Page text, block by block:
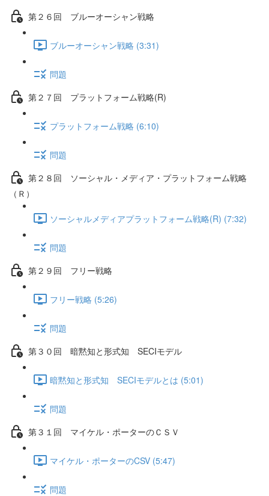
第２６回 ブルーオーシャン戦略
ブルーオーシャン戦略 (3:31)
問題
第２７回 プラットフォーム戦略(R)
プラットフォーム戦略 (6:10)
問題
第２８回 ソーシャル・メディア・プラットフォーム戦略
（Ｒ）
ソーシャルメディアプラットフォーム戦略(R) (7:32)
問題
第２９回 フリー戦略
フリー戦略 (5:26)
問題
第３０回 暗黙知と形式知 SECIモデル
暗黙知と形式知 SECIモデルとは (5:01)
問題
第３１回 マイケル・ポーターのＣＳＶ
マイケル・ポーターのCSV (5:47)
問題